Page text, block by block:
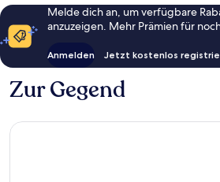
Melde dich an, um verfügbare
anzuzeigen. Mehr Prämien für
Anmelden Jetzt kostenlos
Zur Gegend